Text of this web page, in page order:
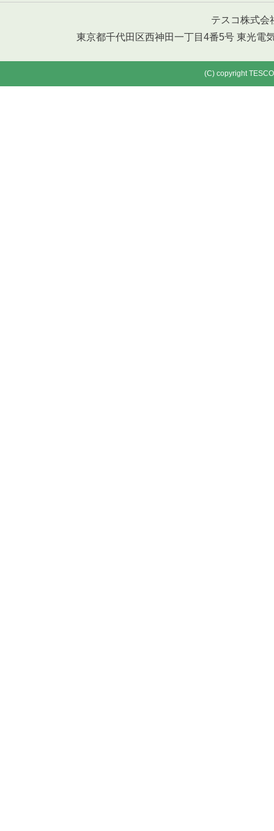
テスコ株式会
東京都千代田区西神田一丁目4番5号 東光
(C) copyright